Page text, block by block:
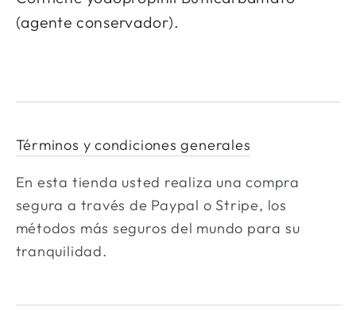
(agente conservador).
Términos y condiciones generales
En esta tienda usted realiza una compra
segura a través de Paypal o Stripe, los
métodos más seguros del mundo para su
tranquilidad.